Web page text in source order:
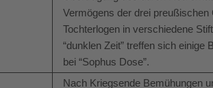
Vermögens der drei preußischen
Tochterlogen in verschiedene
“dunklen Zeit” treffen sich einige
bei “Sophus Dose”.
Nach Kriegsende Bemühungen